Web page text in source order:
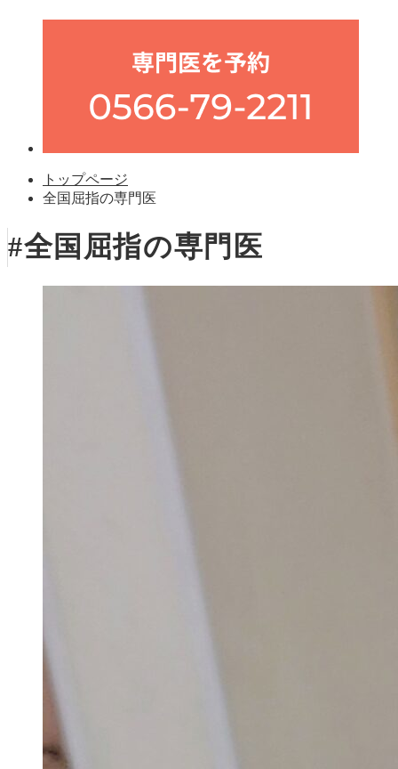
トップページ
全国屈指の専門医
#全国屈指の専門医